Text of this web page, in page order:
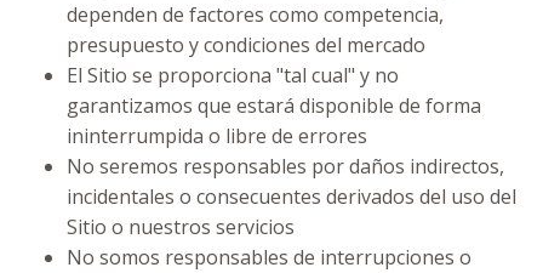
dependen de factores como competencia,
presupuesto y condiciones del mercado
El Sitio se proporciona "tal cual" y no
garantizamos que estará disponible de forma
ininterrumpida o libre de errores
No seremos responsables por daños indirectos,
incidentales o consecuentes derivados del uso del
Sitio o nuestros servicios
No somos responsables de interrupciones o